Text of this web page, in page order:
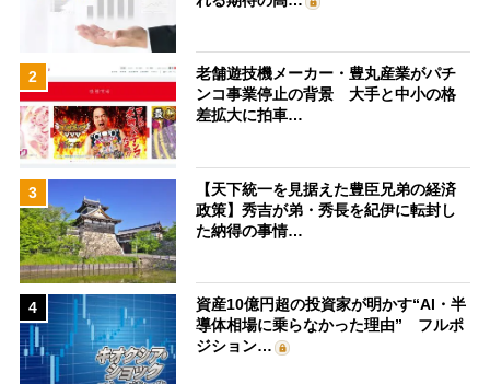
2
老舗遊技機メーカー・豊丸産業がパチ
ンコ事業停止の背景 大手と中小の格
差拡大に拍車…
3
【天下統一を見据えた豊臣兄弟の経済
政策】秀吉が弟・秀長を紀伊に転封し
た納得の事情…
4
資産10億円超の投資家が明かす“AI・半
導体相場に乗らなかった理由” フルポ
ジション…